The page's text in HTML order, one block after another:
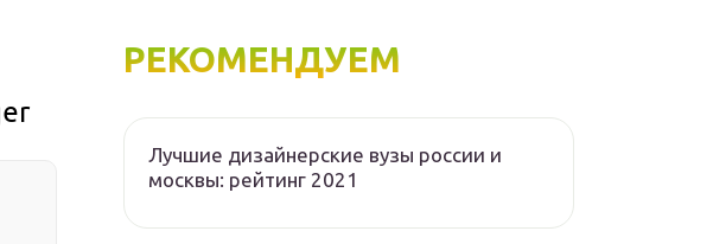
РЕКОМЕНДУЕМ
Лучшие дизайнерские вузы россии и
москвы: рейтинг 2021